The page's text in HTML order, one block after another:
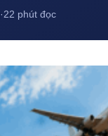
·22 phút đọc